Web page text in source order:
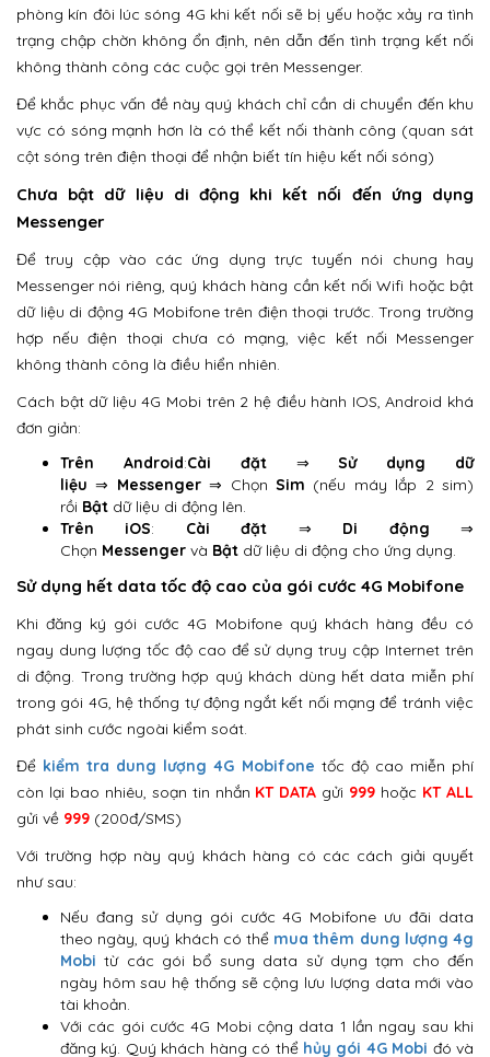
phòng kín đôi lúc sóng 4G khi kết nối sẽ bị yếu hoặc xảy ra tình
trạng chập chờn không ổn định, nên dẫn đến tình trạng kết nối
không thành công các cuộc gọi trên Messenger.
Để khắc phục vấn đề này quý khách chỉ cần di chuyển đến khu
vực có sóng mạnh hơn là có thể kết nối thành công (quan sát
cột sóng trên điện thoại để nhận biết tín hiệu kết nối sóng)
Chưa bật dữ liệu di động khi kết nối đến ứng dụng
Messenger
Để truy cập vào các ứng dụng trực tuyến nói chung hay
Messenger nói riêng, quý khách hàng cần kết nối Wifi hoặc bật
dữ liệu di động 4G Mobifone trên điện thoại trước. Trong trường
hợp nếu điện thoại chưa có mạng, việc kết nối Messenger
không thành công là điều hiển nhiên.
Cách bật dữ liệu 4G Mobi trên 2 hệ điều hành IOS, Android khá
đơn giản:
Trên Android:Cài đặt⇒Sử dụng dữ
liệu ⇒ Messenger⇒ ChọnSim (nếu máy lắp 2 sim)
rồi Bật dữ liệu di động lên.
Trên iOS: Cài đặt ⇒ Di động ⇒
Chọn Messenger và Bật dữ liệu di động cho ứng dụng.
Sử dụng hết data tốc độ cao của gói cước 4G Mobifone
Khi đăng ký gói cước 4G Mobifone quý khách hàng đều có
ngay dung lượng tốc độ cao để sử dụng truy cập Internet trên
di động. Trong trường hợp quý khách dùng hết data miễn phí
trong gói 4G, hệ thống tự động ngắt kết nối mạng để tránh việc
phát sinh cước ngoài kiểm soát.
Để kiểm tra dung lượng 4G Mobifone tốc độ cao miễn phí
còn lại bao nhiêu, soạn tin nhắn KT DATA gửi 999 hoặc KT ALL
gửi về 999 (200đ/SMS)
Với trường hợp này quý khách hàng có các cách giải quyết
như sau:
Nếu đang sử dụng gói cước 4G Mobifone ưu đãi data
theo ngày, quý khách có thể mua thêm dung lượng 4g
Mobi từ các gói bổ sung data sử dụng tạm cho đến
ngày hôm sau hệ thống sẽ cộng lưu lượng data mới vào
tài khoản.
Với các gói cước 4G Mobi cộng data 1 lần ngay sau khi
đăng ký. Quý khách hàng có thể hủy gói 4G Mobi đó và